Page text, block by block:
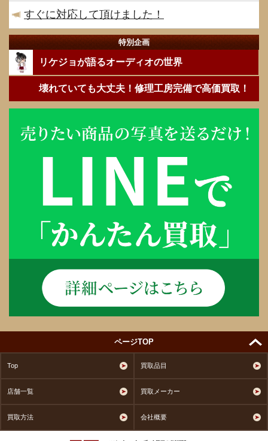
すぐに対応して頂けました！
特別企画
リケジョが語るオーディオの世界
壊れていても大丈夫！修理工房完備で高価買取！
ページTOP
Top 買取品目
店舗一覧 買取メーカー
買取方法 会社概要